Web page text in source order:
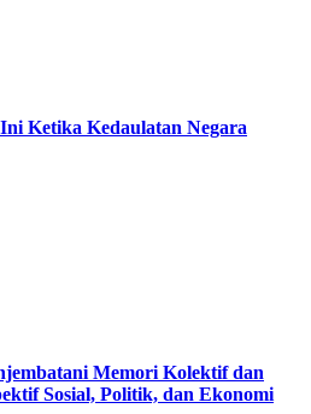
Ketika Kedaulatan Negara
Memori Kolektif dan
Sosial, Politik, dan Ekonomi